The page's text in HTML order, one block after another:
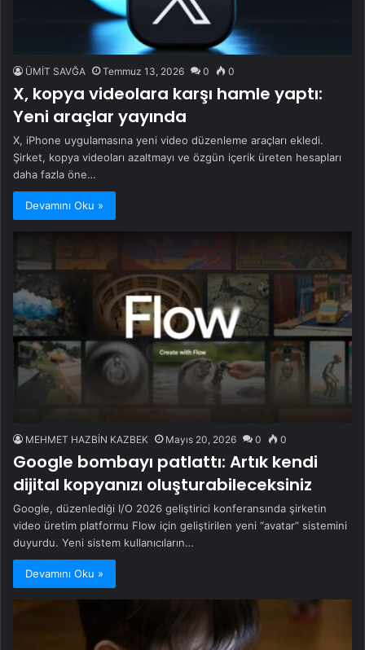
ÜMİT SAVĞA Temmuz 13, 2026 0 0
X, kopya videolara karşı hamle yaptı:
Yeni araçlar yayında
X, iPhone uygulamasına yeni video düzenleme araçları ekledi.
Şirket, kopya videoları azaltmayı ve özgün içerik üreten hesapları
daha fazla öne…
Devamını Oku »
MEHMET HAZBİN KAZBEK Mayıs 20, 2026 0 0
Google bombayı patlattı: Artık kendi
dijital kopyanızı oluşturabileceksiniz
Google, düzenlediği I/O 2026 geliştirici konferansında şirketin
video üretim platformu Flow için geliştirilen yeni “avatar” sistemini
duyurdu. Yeni sistem kullanıcıların…
Devamını Oku »